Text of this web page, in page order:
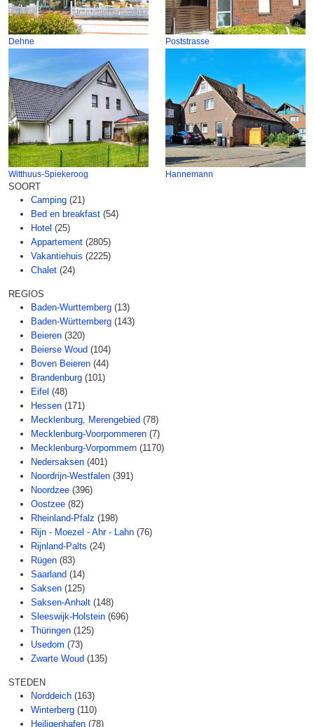
Dehne Poststrasse
Witthuus-Spiekeroog Hannemann
SOORT
Camping (21)
Bed en breakfast (54)
Hotel (25)
Appartement (2805)
Vakantiehuis (2225)
Chalet (24)
REGIOS
Baden-Wurttemberg (13)
Baden-Württemberg (143)
Beieren (320)
Beierse Woud (104)
Boven Beieren (44)
Brandenburg (101)
Eifel (48)
Hessen (171)
Mecklenburg, Merengebied (78)
Mecklenburg-Voorpommeren (7)
Mecklenburg-Vorpommern (1170)
Nedersaksen (401)
Noordrijn-Westfalen (391)
Noordzee (396)
Oostzee (82)
Rheinland-Pfalz (198)
Rijn - Moezel - Ahr - Lahn (76)
Rijnland-Palts (24)
Rügen (83)
Saarland (14)
Saksen (125)
Saksen-Anhalt (148)
Sleeswijk-Holstein (696)
Thüringen (125)
Usedom (73)
Zwarte Woud (135)
STEDEN
Norddeich (163)
Winterberg (110)
Heiligenhafen (78)